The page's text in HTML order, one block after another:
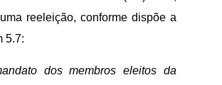
reeleição, conforme dispõe a
5.7:
dos membros eleitos da